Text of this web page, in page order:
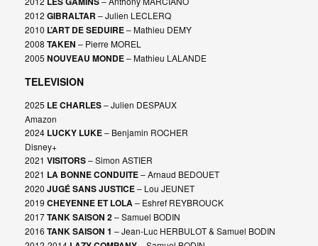
2012 GIBRALTAR – Julien LECLERQ
2010 L’ART DE SEDUIRE– Mathieu DEMY
2008 TAKEN – Pierre MOREL
2005 NOUVEAU MONDE– Mathieu LALANDE
TELEVISION
2025 LE CHARLES– Julien DESPAUX
Amazon
2024 LUCKY LUKE– Benjamin ROCHER
Disney+
2021 VISITORS– Simon ASTIER
2021 LA BONNE CONDUITE– Arnaud BEDOUET
2020 JUGÉ SANS JUSTICE– Lou JEUNET
2019 CHEYENNE ET LOLA– Eshref REYBROUCK
2017TANK SAISON 2– Samuel BODIN
2016 TANK SAISON 1 – Jean-Luc HERBULOT & Samuel BODIN